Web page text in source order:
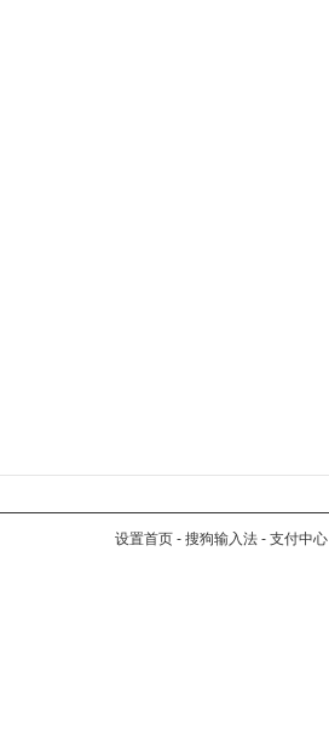
设置首页 - 搜狗输入法 - 支付中心